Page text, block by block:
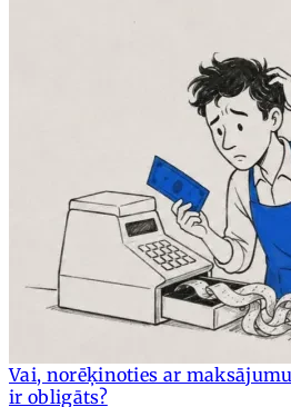
Vai, norēķinoties ar
ir obligāts?